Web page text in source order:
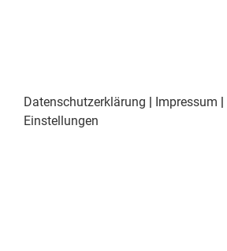
Datenschutzerklärung | Impressum |
Einstellungen